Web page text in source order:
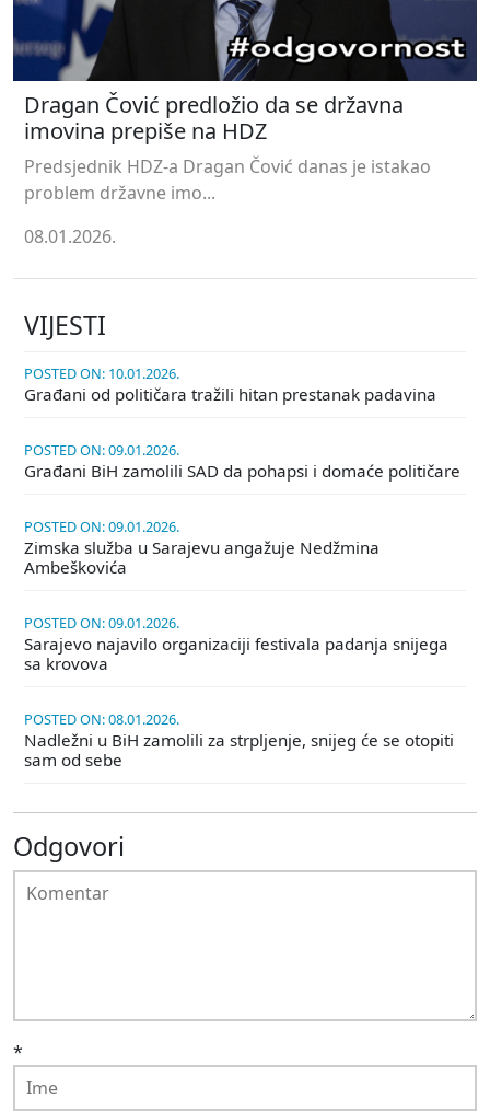
Dragan Čović predložio da se državna
imovina prepiše na HDZ
Predsjednik HDZ-a Dragan Čović danas je istakao
problem državne imo...
08.01.2026.
VIJESTI
POSTED ON: 10.01.2026.
Građani od političara tražili hitan prestanak padavina
POSTED ON: 09.01.2026.
Građani BiH zamolili SAD da pohapsi i domaće političare
POSTED ON: 09.01.2026.
Zimska služba u Sarajevu angažuje Nedžmina
Ambeškovića
POSTED ON: 09.01.2026.
Sarajevo najavilo organizaciji festivala padanja snijega
sa krovova
POSTED ON: 08.01.2026.
Nadležni u BiH zamolili za strpljenje, snijeg će se otopiti
sam od sebe
Odgovori
*